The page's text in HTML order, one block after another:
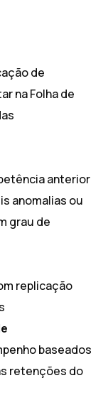
de
na Folha de
anterior
anomalias ou
grau de
replicação
baseados
retenções do